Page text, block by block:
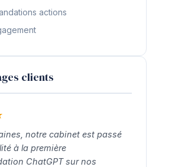
actions
clients
notre cabinet est passé
à la première
ChatGPT sur nos